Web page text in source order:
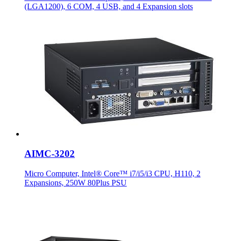
(LGA1200), 6 COM, 4 USB, and 4 Expansion slots
AIMC-3202
Micro Computer, Intel® Core™ i7/i5/i3 CPU, H110, 2
Expansions, 250W 80Plus PSU